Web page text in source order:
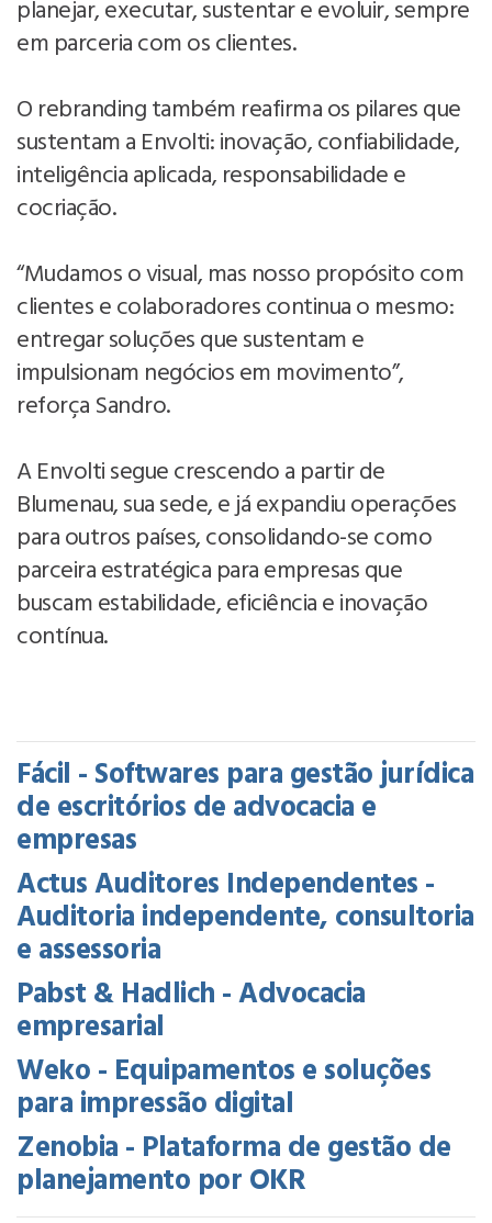
planejar, executar, sustentar e evoluir, sempre
em parceria com os clientes.
O rebranding também reafirma os pilares que
sustentam a Envolti: inovação, confiabilidade,
inteligência aplicada, responsabilidade e
cocriação.
“Mudamos o visual, mas nosso propósito com
clientes e colaboradores continua o mesmo:
entregar soluções que sustentam e
impulsionam negócios em movimento”,
reforça Sandro.
A Envolti segue crescendo a partir de
Blumenau, sua sede, e já expandiu operações
para outros países, consolidando-se como
parceira estratégica para empresas que
buscam estabilidade, eficiência e inovação
contínua.
Fácil - Softwares para gestão jurídica
de escritórios de advocacia e
empresas
Actus Auditores Independentes -
Auditoria independente, consultoria
e assessoria
Pabst & Hadlich - Advocacia
empresarial
Weko - Equipamentos e soluções
para impressão digital
Zenobia - Plataforma de gestão de
planejamento por OKR